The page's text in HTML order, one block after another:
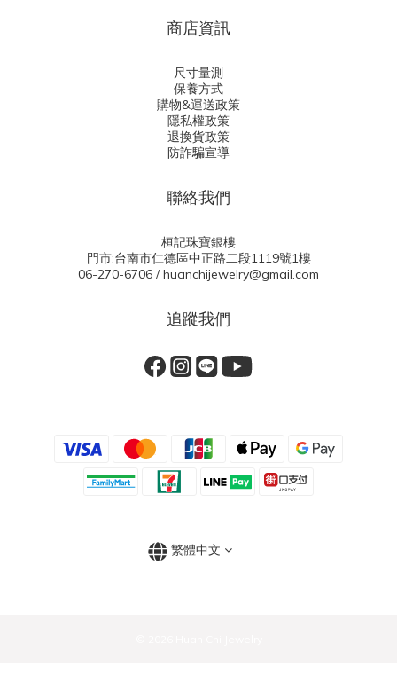
商店資訊
尺寸量測
保養方式
購物&運送政策
隱私權政策
退換貨政策
防詐騙宣導
聯絡我們
桓記珠寶銀樓
門市:台南市仁德區中正路二段1119號1樓
06-270-6706 / huanchijewelry@gmail.com
追蹤我們
繁體中文